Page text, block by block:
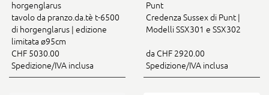
horgenglarus
tavolo da pranzo.da.tè t-6500
di horgenglarus | edizione
limitata ø95cm
CHF 5030.00
Spedizione/IVA inclusa
Punt
Credenza Sussex di Punt |
Modelli SSX301 e SSX302
da CHF 2920.00
Spedizione/IVA inclusa